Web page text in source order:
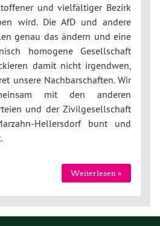
und vielfältiger Bezirk
wird. Die AfD und andere
genau das ändern und eine
homogene Gesellschaft
damit nicht irgendwen,
unsere Nachbarschaften. Wir
mit den anderen
und der Zivilgesellschaft
Hellersdorf bunt und
Weiterlesen »